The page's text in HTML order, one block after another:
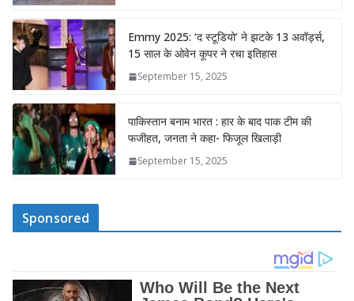
Emmy 2025: ‘द स्टूडियो’ ने झटके 13 अवॉर्ड्स,
15 साल के ओवेन कूपर ने रचा इतिहास
September 15, 2025
पाकिस्तान बनाम भारत : हार के बाद पाक टीम की
फजीहत, जनता ने कहा- फिजूल खिलाड़ी
September 15, 2025
Sponsored